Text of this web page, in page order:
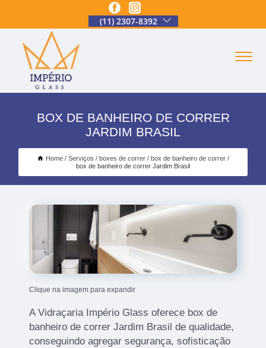
(11) 2307-8392
BOX DE BANHEIRO DE CORRER
JARDIM BRASIL
Home Serviços boxes de correr
box de banheiro de correr
box de banheiro de correr Jardim Brasil
Clique na imagem para expandir
A Vidraçaria Império Glass oferece box de
banheiro de correr Jardim Brasil de qualidade,
conseguindo agregar segurança, sofisticação